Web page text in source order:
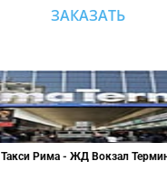
ЗАКАЗАТЬ
Такси Рима - ЖД Вокзал